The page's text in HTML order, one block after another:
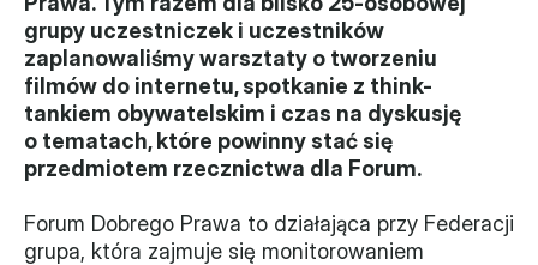
Władze
Historia i działania
Narzędzie samooceny
Projekty
grupy uczestniczek i uczestników
zaplanowaliśmy warsztaty o tworzeniu
filmów do internetu, spotkanie z think-
tankiem obywatelskim i czas na dyskusję
o tematach, które powinny stać się
przedmiotem rzecznictwa dla Forum.
Forum Dobrego Prawa to działająca przy Federacji
grupa, która zajmuje się monitorowaniem